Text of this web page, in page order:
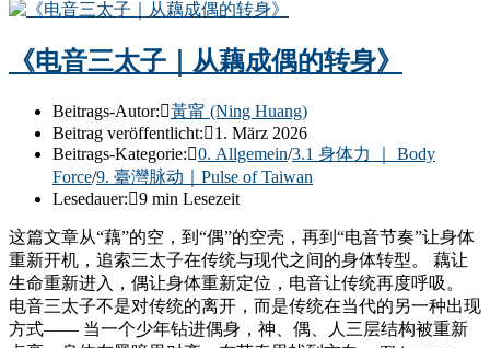
《电音三太子｜从藕成偶的转身》
Beitrags-Autor:
黃甯 (Ning Huang)
Beitrag veröffentlicht:
1. März 2026
Beitrags-Kategorie:
0. Allgemein/3.1 身体力 ｜ Body
Force/9. 臺灣脉动｜Pulse of Taiwan
Lesedauer:
9 min Lesezeit
这篇文章从“藕”的空，到“偶”的空壳，再到“电音节奏”让身体
重新开机，追索三太子在传统与现代之间的身体转型。 藕让
生命重新进入，偶让身体重新定位，电音让传统再度呼吸。
电音三太子不是对传统的离开，而是传统在当代的另一种出现
方式—— 当一个少年钻进偶身，神、偶、人三层结构被重新